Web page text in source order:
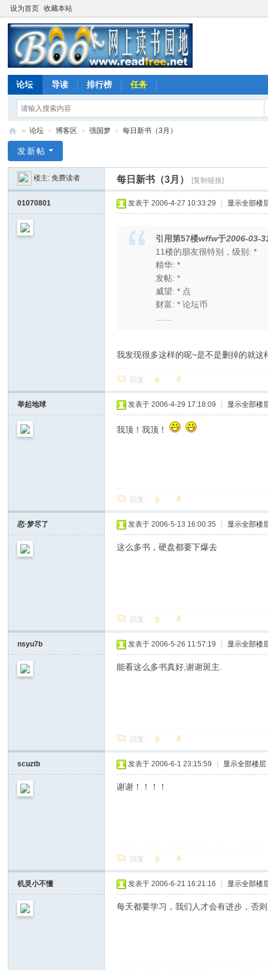
设为首页 收藏本站
论坛 导读 排行榜 任务
上
书
地
» 论坛 › 博客区 › 强国梦 › 每日新书（3月）
发新帖
楼主:免费读者 每日新书（3月） [复制链接]
01070801 发表于 2006-4-27 10:33:29 显示全部楼
引用第57楼wffw于2006-03-
11楼的朋友很特别，级别: *
精华: *
发帖: *
威望: * 点
财富: * 论坛币
我发现很多这样的呢~是不是删掉的就这
回复
举起地球 发表于 2006-4-29 17:18:09 显示全部楼
我顶！我顶！
回复
恋·梦尽了 发表于 2006-5-13 16:00:35 显示全部楼
这么多书，硬盘都要下爆去
回复
nsyu7b 发表于 2006-5-26 11:57:19 显示全部楼
能看这么多书真好,谢谢斑主.
回复
scuztb 发表于 2006-6-1 23:15:59 显示全部楼层
谢谢！！！！
回复
机灵小不懂 发表于 2006-6-21 16:21:16 显示全部楼
每天都要学习，我们人才会有进步，否